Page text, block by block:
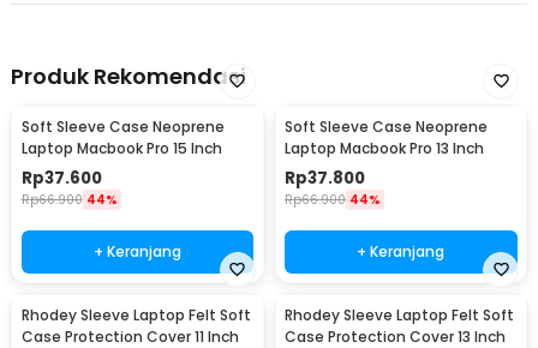
Produk Rekomendasi
Soft Sleeve Case Neoprene
Laptop Macbook Pro 15 Inch
Rp37.600
Rp66.900 44%
+ Keranjang
Soft Sleeve Case Neoprene
Laptop Macbook Pro 13 Inch
Rp37.800
Rp66.900 44%
+ Keranjang
Rhodey Sleeve Laptop Felt Soft
Case Protection Cover 11 Inch
Rhodey Sleeve Laptop Felt Soft
Case Protection Cover 13 Inch